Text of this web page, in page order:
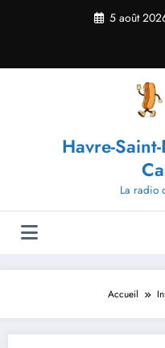
5 août
Havre-
La radio
Accueil